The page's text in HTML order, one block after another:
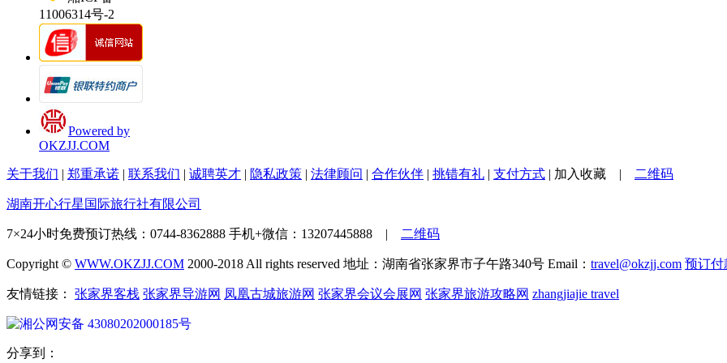
11006314号-2
Powered by
OKZJJ.COM
关于我们 | 郑重承诺 | 联系我们 | 诚聘英才 | 隐私政策 | 法律顾问 | 合作伙伴 | 挑错有礼 | 支付方式 | 加入收藏 | 二维码
湖南开心行星国际旅行社有限公司
7×24小时免费预订热线： 0744-8362888 手机+微信：13207445888 | 二维码
Copyright © WWW.OKZJJ.COM 2000-2018 All rights reserved 地址：湖南省张家界市子午路340号 Email： travel@okzjj.com 预订付
友情链接： 张家界客栈 张家界导游网 凤凰古城旅游网 张家界会议会展网 张家界旅游攻略网 zhangjiajie travel
湘公网安备 43080202000185号
分享到：